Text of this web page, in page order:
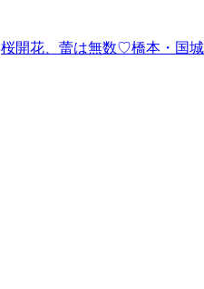
桜開花、蕾は無数♡橋本・国